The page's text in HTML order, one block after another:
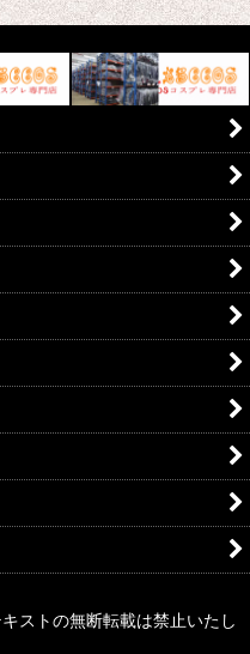
トの無断転載は禁止いたし